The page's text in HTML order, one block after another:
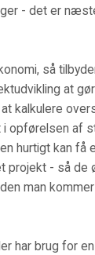
- det er
så
at
kalkulere
opførelsen af
hurtigt kan få
projekt - så de
man
har brug for